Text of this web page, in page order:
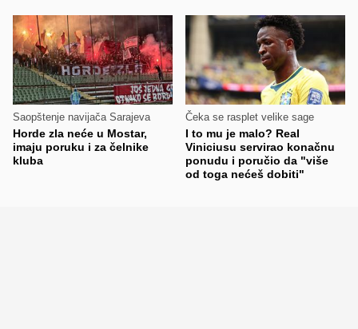
Saopštenje navijača Sarajeva
Horde zla neće u Mostar,
imaju poruku i za čelnike
kluba
Čeka se rasplet velike sage
I to mu je malo? Real
Viniciusu servirao konačnu
ponudu i poručio da "više
od toga nećeš dobiti"